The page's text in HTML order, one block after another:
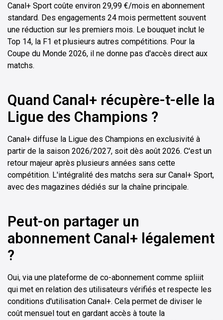
Canal+ Sport coûte environ 29,99 €/mois en abonnement
standard. Des engagements 24 mois permettent souvent
une réduction sur les premiers mois. Le bouquet inclut le
Top 14, la F1 et plusieurs autres compétitions. Pour la
Coupe du Monde 2026, il ne donne pas d'accès direct aux
matchs.
Quand Canal+ récupère-t-elle la
Ligue des Champions ?
Canal+ diffuse la Ligue des Champions en exclusivité à
partir de la saison 2026/2027, soit dès août 2026. C'est un
retour majeur après plusieurs années sans cette
compétition. L'intégralité des matchs sera sur Canal+ Sport,
avec des magazines dédiés sur la chaîne principale.
Peut-on partager un
abonnement Canal+ légalement
?
Oui, via une plateforme de co-abonnement comme spliiit
qui met en relation des utilisateurs vérifiés et respecte les
conditions d'utilisation Canal+. Cela permet de diviser le
coût mensuel tout en gardant accès à toute la